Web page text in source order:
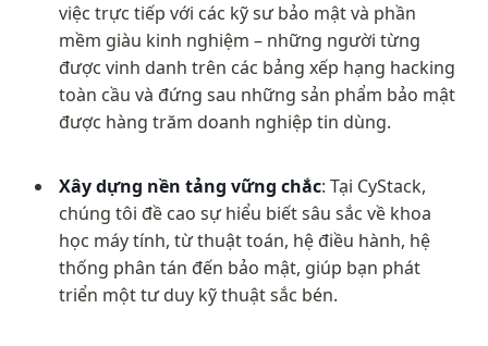
việc trực tiếp với các kỹ sư bảo mật và phần
mềm giàu kinh nghiệm – những người từng
được vinh danh trên các bảng xếp hạng hacking
toàn cầu và đứng sau những sản phẩm bảo mật
được hàng trăm doanh nghiệp tin dùng.
Xây dựng nền tảng vững chắc: Tại CyStack,
chúng tôi đề cao sự hiểu biết sâu sắc về khoa
học máy tính, từ thuật toán, hệ điều hành, hệ
thống phân tán đến bảo mật, giúp bạn phát
triển một tư duy kỹ thuật sắc bén.